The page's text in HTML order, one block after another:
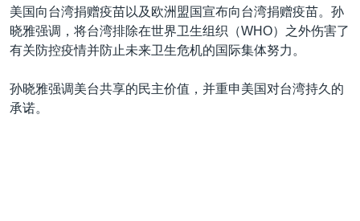
美国向台湾捐赠疫苗以及欧洲盟国宣布向台湾捐赠疫苗。孙
晓雅强调，将台湾排除在世界卫生组织（WHO）之外伤害了
有关防控疫情并防止未来卫生危机的国际集体努力。
孙晓雅强调美台共享的民主价值，并重申美国对台湾持久的
承诺。